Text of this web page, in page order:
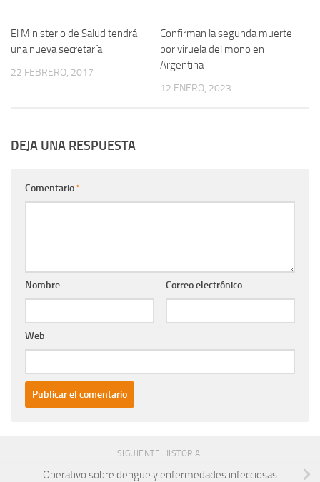
El Ministerio de Salud tendrá
una nueva secretaría
22 FEBRERO, 2017
Confirman la segunda muerte
por viruela del mono en
Argentina
12 ENERO, 2023
DEJA UNA RESPUESTA
Comentario*
Nombre Correo electrónico
Web
SIGUIENTE HISTORIA
Operativo sobre dengue y enfermedades infecciosas